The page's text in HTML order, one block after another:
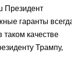
Президент
гаранты
качестве
Трампу,